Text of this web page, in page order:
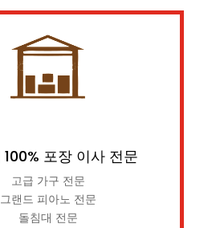
100% 포장 이사 전문
고급 가구 전문
그랜드 피아노 전문
돌침대 전문